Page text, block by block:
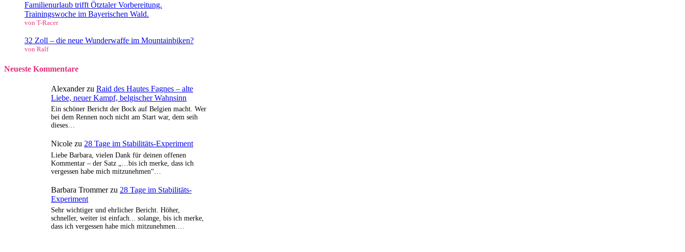
Familienurlaub trifft Ötztaler Vorbereitung.
Trainingswoche im Bayerischen Wald.
von T-Racer
32 Zoll – die neue Wunderwaffe im Mountainbiken?
von Ralf
Neueste Kommentare
Alexanderzu Raid des Hautes Fagnes – alte
Liebe, neuer Kampf, belgischer Wahnsinn
Ein schöner Bericht der Bock auf Belgien macht. Wer
bei dem Rennen noch nicht am Start war, dem seih
dieses…
Nicole zu 28 Tage im Stabilitäts-Experiment
Liebe Barbara, vielen Dank für deinen offenen
Kommentar – der Satz „…bis ich merke, dass ich
vergessen habe mich mitzunehmen“…
Barbara Trommerzu 28 Tage im Stabilitäts-
Experiment
Sehr wichtiger und ehrlicher Bericht. Höher,
schneller, weiter ist einfach... solange, bis ich merke,
dass ich vergessen habe mich mitzunehmen.…